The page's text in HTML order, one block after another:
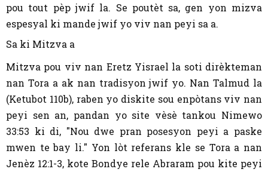
pou tout pèp jwif la. Se poutèt sa, gen yon mizva
espesyal ki mande jwif yo viv nan peyi sa a.
Sa ki Mitzva a
Mitzva pou viv nan Eretz Yisrael la soti dirèkteman
nan Tora a ak nan tradisyon jwif yo. Nan Talmud la
(Ketubot 110b), raben yo diskite sou enpòtans viv nan
peyi sen an, pandan yo site vèsè tankou Nimewo
33:53 ki di, "Nou dwe pran posesyon peyi a paske
mwen te bay li." Yon lòt referans kle se Tora a nan
Jenèz 12:1-3, kote Bondye rele Abraram pou kite peyi